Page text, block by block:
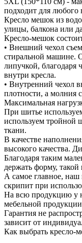
подходит для любого
Кресло мешок из
улицы, балкона или
Кресло-мешок
• Внешний чехол
стиральной машине.
липучкой, благодаря
внутри кресла.
• Внутренний чехол
плотности, а молния
Максимальная
При шитье
используем тройной
ткани.
В качестве
высокого качества.
Благодаря таким
держать форму,
А самое главное,
скрипит при
На всю продукцию у
мебельной
Гарантия не
зависит от
Как выбрать кресло-